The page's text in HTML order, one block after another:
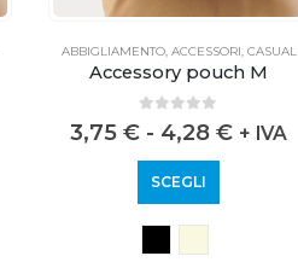
ABBIGLIAMENTO, ACCESSORI, CASUAL
Accessory pouch M
3,75€ - 4,28€ + IVA
SCEGLI